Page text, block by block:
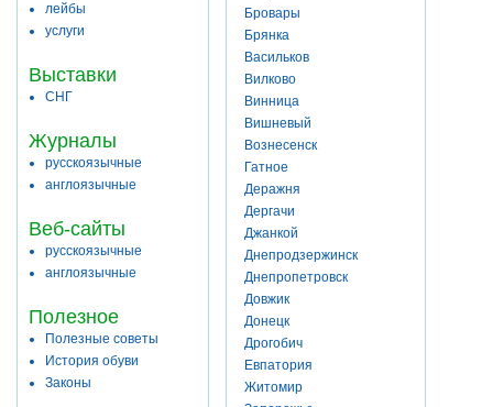
лейбы
услуги
Выставки
СНГ
Журналы
русскоязычные
англоязычные
Веб-сайты
русскоязычные
англоязычные
Полезное
Полезные советы
История обуви
Законы
Бровары
Брянка
Васильков
Вилково
Винница
Вишневый
Вознесенск
Гатное
Деражня
Дергачи
Джанкой
Днепродзержинск
Днепропетровск
Довжик
Донецк
Дрогобич
Евпатория
Житомир